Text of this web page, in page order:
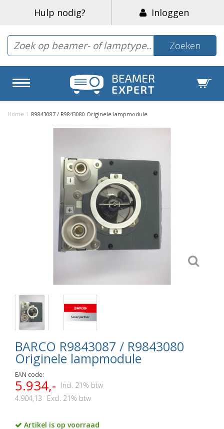
Hulp nodig? Inloggen
Zoeken
Home / R9843087 / R9843080 Originele lampmodule
BARCO R9843087 / R9843080
Originele lampmodule
EAN code:
5.934,-
Incl. 21% btw
4.904,13
Excl. 21% btw
Artikel is op voorraad